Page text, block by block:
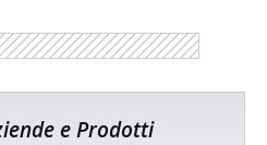
e Prodotti